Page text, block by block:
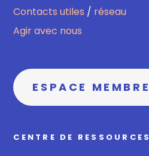
Contacts utiles / réseau
Agir avec nous
ESPACE MEMBRE
CENTRE DE RESSOURCES